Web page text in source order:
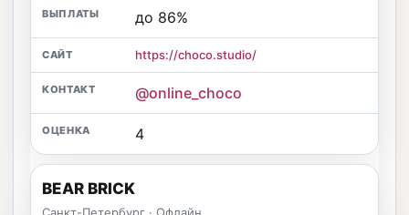
до 86%
https://choco.studio/
@online_choco
4
BEAR BRICK